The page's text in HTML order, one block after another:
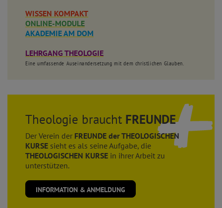
WISSEN KOMPAKT
ONLINE-MODULE
AKADEMIE AM DOM
LEHRGANG THEOLOGIE
Eine umfassende Auseinandersetzung mit dem christlichen Glauben.
Theologie braucht FREUNDE
Der Verein der FREUNDE der THEOLOGISCHEN
KURSE sieht es als seine Aufgabe, die
THEOLOGISCHEN KURSE in ihrer Arbeit zu
unterstützen.
INFORMATION & ANMELDUNG